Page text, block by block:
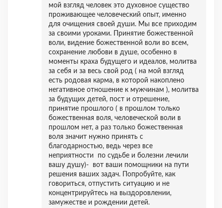
мой взгляд человек это духовное существо
проживающее человеческий опыт, именно
для очищения своей души. Мы все приходим
за своими уроками. Принятие божественной
воли, видение божественной воли во всем,
сохранение любови в душе, особенно в
моменты краха будущего и идеалов, молитва
за себя и за весь свой род ( на мой взгляд
есть родовая карма, в которой накоплено
негативное отношение к мужчинам ), молитва
за будущих детей, пост и отрешение,
принятие прошлого ( в прошлом только
божественная воля, человеческой воли в
прошлом нет, а раз только божественная
воля значит нужно принять с
благодарностью, ведь через все
неприятности по судьбе и болезни лечили
вашу душу)- вот ваши помощники на пути
решения ваших задач. Попробуйте, как
говориться, отпустить ситуацию и не
концентрируйтесь на выздоровлении,
замужестве и рождении детей.